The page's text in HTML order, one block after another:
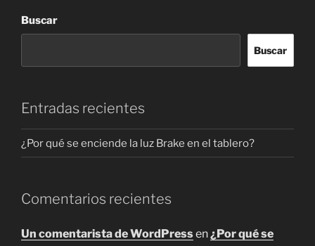
opciones
pueden
la
opciones
la
Buscar
Buscar
Entradas recientes
¿Por qué se enciende la luz Brake en el tablero?
Comentarios recientes
Un comentarista de WordPressen¿Por qué se